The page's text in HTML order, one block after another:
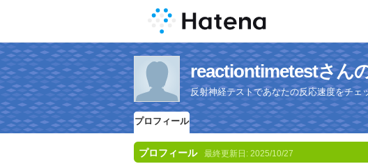
reactiontimetestさん
反射神経テストであなたの反応速度をチ
プロフィール
プロフィール 最終更新日: 2025/10/27